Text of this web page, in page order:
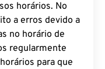
horários. No
a erros devido a
no horário de
regularmente
para que